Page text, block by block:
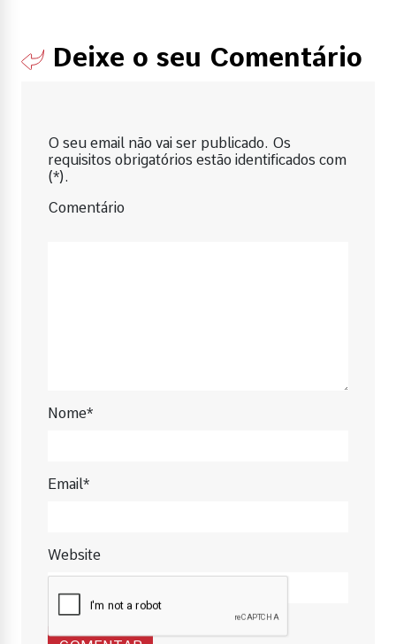
Deixe o seu Comentário
O seu email não vai ser publicado. Os
requisitos obrigatórios estão identificados com
(*).
Comentário
Nome*
Email*
Website